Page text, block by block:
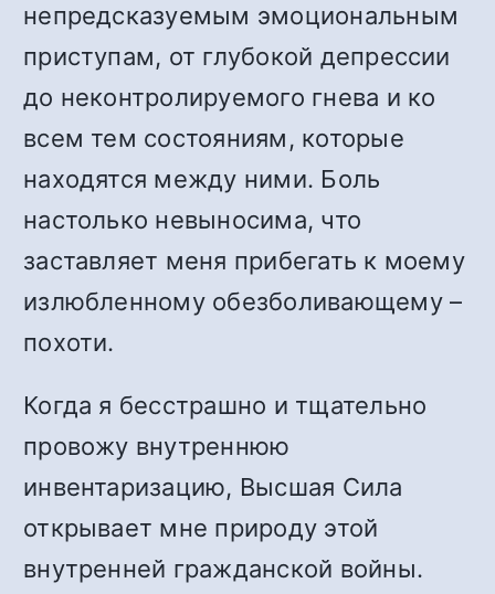
непредсказуемым эмоциональным
приступам, от глубокой депрессии
до неконтролируемого гнева и ко
всем тем состояниям, которые
находятся между ними. Боль
настолько невыносима, что
заставляет меня прибегать к моему
излюбленному обезболивающему –
похоти.
Когда я бесстрашно и тщательно
провожу внутреннюю
инвентаризацию, Высшая Сила
открывает мне природу этой
внутренней гражданской войны.